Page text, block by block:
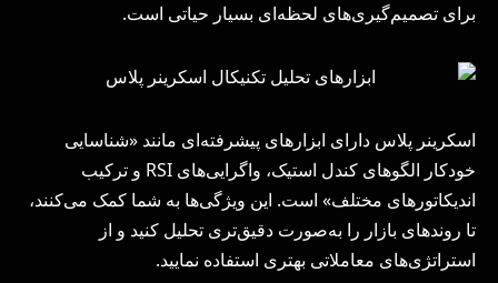
برای تصمیم‌گیری‌های لحظه‌ای بسیار حیاتی است.
اسکرینر پلاس دارای ابزارهای پیشرفته‌ای مانند «شناسایی
خودکار الگوهای کندل استیک، واگرایی‌های RSI و ترکیب
اندیکاتورهای مختلف» است. این ویژگی‌ها به شما کمک می‌کنند،
تا روندهای بازار را به‌صورت دقیق‌تری تحلیل کنید و از
استراتژی‌های معاملاتی بهتری استفاده نمایید.